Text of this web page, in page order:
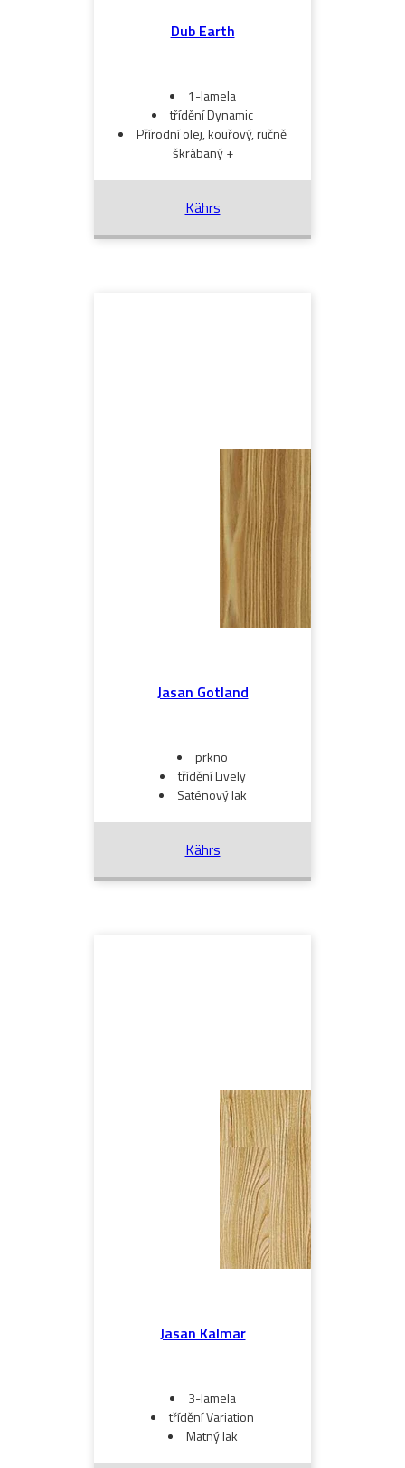
Dub Earth
1-lamela
třídění Dynamic
Přírodní olej, kouřový, ručně
škrábaný +
Kährs
Jasan Gotland
prkno
třídění Lively
Saténový lak
Kährs
Jasan Kalmar
3-lamela
třídění Variation
Matný lak